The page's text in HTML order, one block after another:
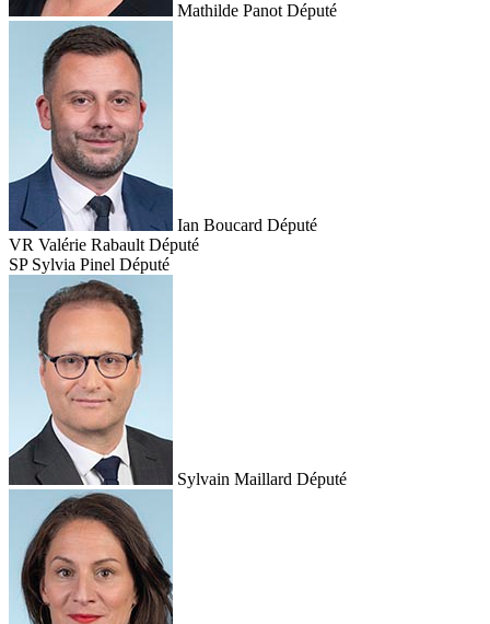
Mathilde Panot Député
Ian Boucard Député
VR Valérie Rabault Député
SP Sylvia Pinel Député
Sylvain Maillard Député